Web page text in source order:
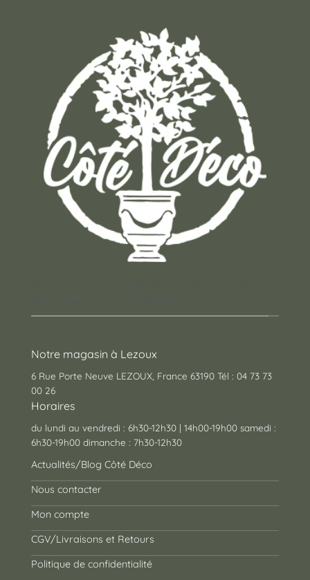
Notre magasin à Lezoux
6 Rue Porte Neuve LEZOUX, France 63190 Tél : 04 73 73
00 26
Horaires
du lundi au vendredi : 6h30-12h30 | 14h00-19h00 samedi :
6h30-19h00 dimanche : 7h30-12h30
Actualités/Blog Côté Déco
Nous contacter
Mon compte
CGV/Livraisons et Retours
Politique de confidentialité